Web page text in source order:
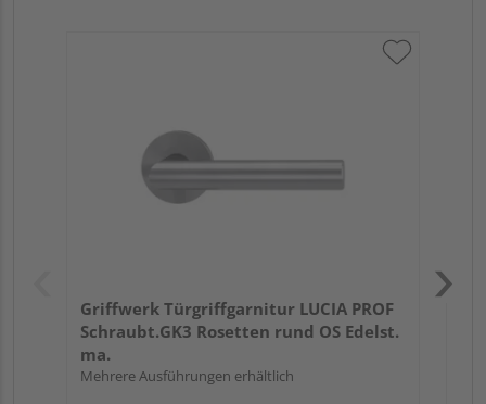
Griffwerk Türgriffgarnitur LUCIA PROF
Schraubt.GK3 Rosetten rund OS Edelst.
ma.
Mehrere Ausführungen erhältlich